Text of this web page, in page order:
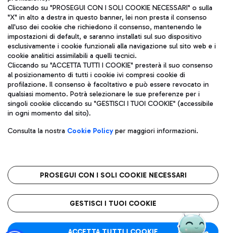
Pizza
Gelateria
Wine Bar & Sparkling
Autobus
Scopri le linee di autobus per raggiungere l'aeroporto
Leonardo Da Vinci.
Raggiungi l’aeroporto senza pensieri con il servizio di taxi a
Ristoranti
Scopri la nostra offerta per una pausa gustosa in aeroporto
Mappa Aeroporto Fiumicino
Aeroporti di Roma S.p.A. - Società soggetta a direzione e
coordinamento di Mundys S.p.A.
Codice fiscale e Registro delle Imprese di Roma 13032990155 P.
IVA 06572251004
Capitale sociale 62.224.743,00 int. vers.
Sede legale: Via Pier Paolo Racchetti 1 - 00054 Fiumicino (RM)
telefono +39 06 65951
Privacy policy
Note legali
Roma FCO
L'aeroporto stellato
Cliccando su "PROSEGUI CON I SOLI COOKIE NECESSARI" o sulla
"X" in alto a destra in questo banner, lei non presta il consenso
all'uso dei cookie che richiedono il consenso, mantenendo le
impostazioni di default, e saranno installati sul suo dispositivo
esclusivamente i cookie funzionali alla navigazione sul sito web e i
cookie analitici assimilabili a quelli tecnici.
Cliccando su "ACCETTA TUTTI I COOKIE" presterà il suo consenso
al posizionamento di tutti i cookie ivi compresi cookie di
profilazione. Il consenso è facoltativo e può essere revocato in
qualsiasi momento. Potrà selezionare le sue preferenze per i
singoli cookie cliccando su "GESTISCI I TUOI COOKIE" (accessibile
in ogni momento dal sito).
Consulta la nostra Cookie Policyper maggiori informazioni.
PROSEGUI CON I SOLI COOKIE NECESSARI
GESTISCI I TUOI COOKIE